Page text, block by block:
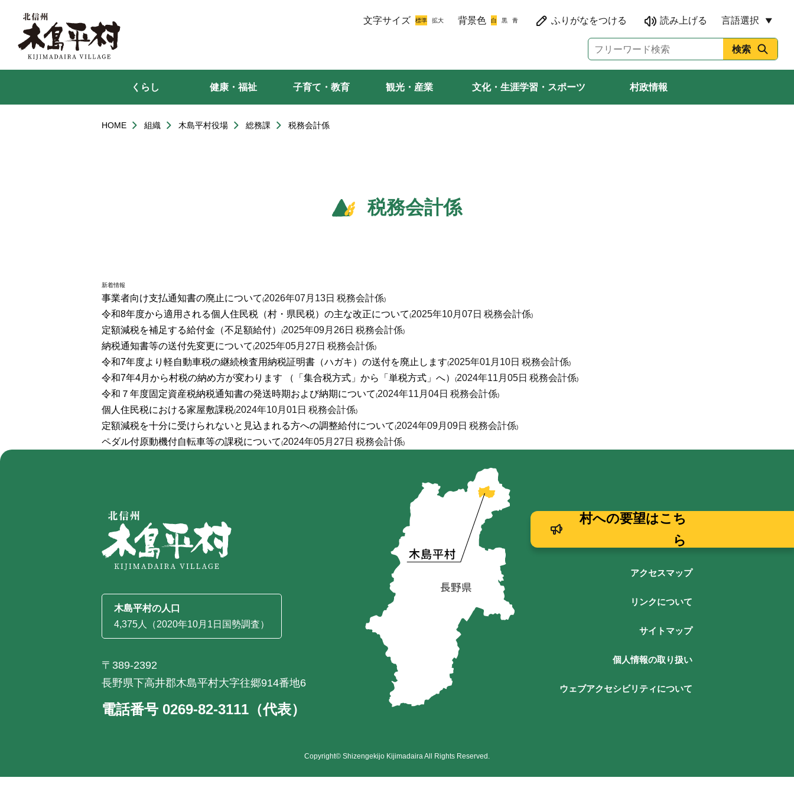
文字サイズ 背景色 言語選択
くらし 健康・福祉 子育て・教育 観光・産業 文化・生涯学習・スポーツ 村政情報
HOME 組織 木島平村役場 総務課 税務会計係
税務会計係
新着情報
事業者向け支払通知書の廃止について(2026年07月13日 税務会計係)
令和8年度から適用される個人住民税（村・県民税）の主な改正について(2025年10月07日 税務会計係)
定額減税を補足する給付金（不足額給付） (2025年09月26日 税務会計係)
納税通知書等の送付先変更について(2025年05月27日 税務会計係)
令和7年度より軽自動車税の継続検査用納税証明書（ハガキ）の送付を廃止します(2025年01月10日 税務会計係)
令和7年4月から村税の納め方が変わります （「集合税方式」から「単税方式」へ） (2024年11月05日 税務会計係)
令和７年度固定資産税納税通知書の発送時期および納期について(2024年11月04日 税務会計係)
個人住民税における家屋敷課税(2024年10月01日 税務会計係)
定額減税を十分に受けられないと見込まれる方への調整給付について(2024年09月09日 税務会計係)
ペダル付原動機付自転車等の課税について(2024年05月27日 税務会計係)
木島平村の人口
4,375人（2020年10月1日国勢調査）
〒389-2392
長野県下高井郡木島平村大字往郷914番地6
電話番号 0269-82-3111（代表）
村への要望はこち
ら
アクセスマップ
リンクについて
サイトマップ
個人情報の取り扱い
ウェブアクセシビリティについて
Copyright© Shizengekijo Kijimadaira All Rights Reserved.